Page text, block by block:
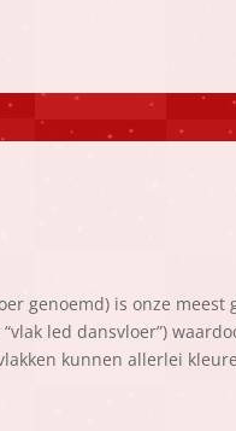
genoemd) is onze
led dansvloer”)
kunnen allerlei